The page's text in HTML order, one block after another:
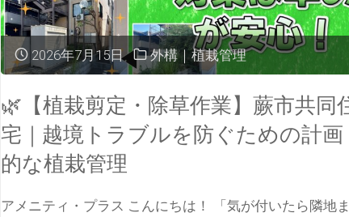
2026年7月15日 外構｜植栽管理
🌿【植栽剪定・除草作業】蕨市共同
宅｜越境トラブルを防ぐための計画
的な植栽管理
アメニティ・プラス こんにちは！ 「気が付いたら隣地ま